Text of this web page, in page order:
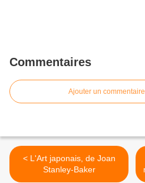
Commentaires
Ajouter un commentaire
< L'Art japonais, de Joan
Stanley-Baker